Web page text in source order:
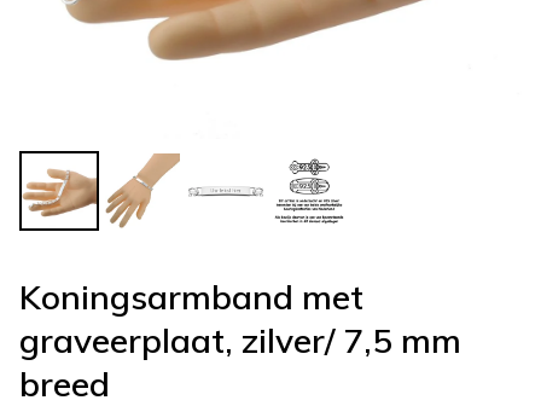
Koningsarmband met
graveerplaat, zilver/ 7,5 mm
breed